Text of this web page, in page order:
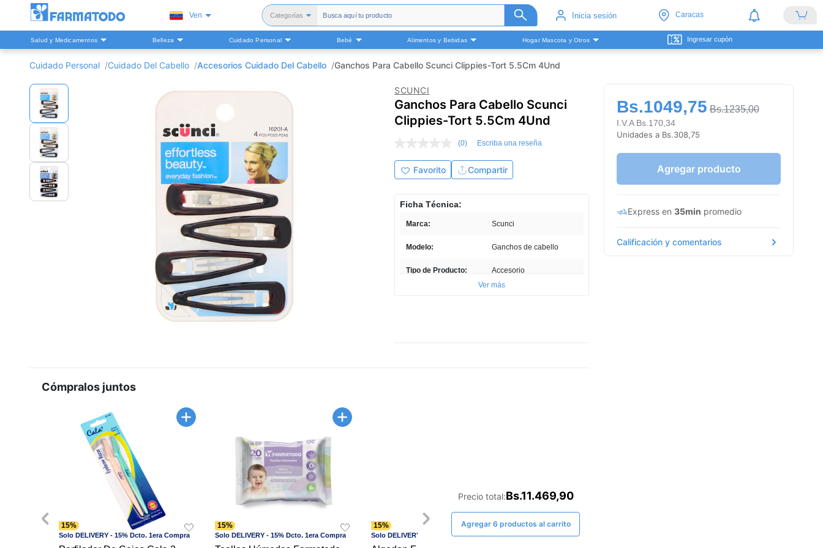
Ven Categorías
Todas
Belleza
Hogar Mascota y Otros
Inicia sesión Caracas
Salud y Medicamentos Belleza Cuidado Personal Bebé Alimentos y Bebidas Hogar Mascota y Otros Ingresar cupón
Cuidado Personal Cuidado Del Cabello Accesorios Cuidado Del Cabello Ganchos Para Cabello Scunci Clippies-Tort 5.5Cm 4Und
SCUNCI
Ganchos Para Cabello Scunci
Clippies-Tort 5.5Cm 4Und
puntuación
Enlace
en
página.
(0) Escriba una reseña
Favorito Compartir
Ficha Técnica:
Marca: Scunci
Modelo: Ganchos de cabello
Tipo de Producto: Accesorio
Ver más
Cómpralos juntos
15%
Solo DELIVERY - 15% Dcto. 1era Compra
15%
Solo DELIVERY - 15% Dcto. 1era Compra
15%
Solo DELIVERY - 15% Dcto. 1era Compra
15%
Solo DELIVERY - 15% Dcto. 1era Compra
Precio total:Bs.11.469,90
Agregar 6 productos al carrito
Bs.1049,75 Bs.1235,00
I.V.A Bs.170,34
Unidades a Bs.308,75
Agregar producto
Express en 35min promedio
Calificación y comentarios